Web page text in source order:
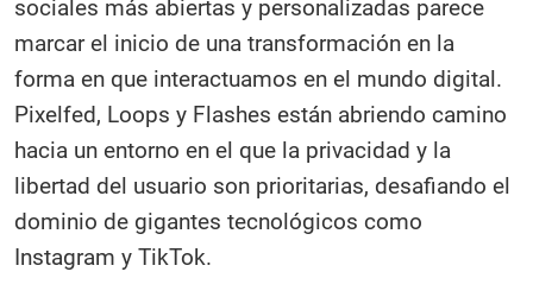
sociales más abiertas y personalizadas parece
marcar el inicio de una transformación en la
forma en que interactuamos en el mundo digital.
Pixelfed, Loops y Flashes están abriendo camino
hacia un entorno en el que la privacidad y la
libertad del usuario son prioritarias, desafiando el
dominio de gigantes tecnológicos como
Instagram y TikTok.